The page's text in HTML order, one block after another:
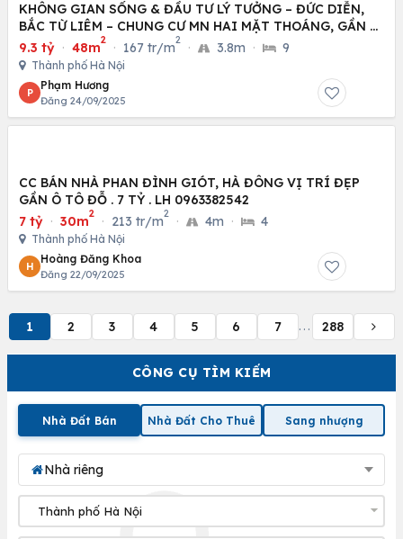
CÔNG CỤ TÌM KIẾM
Nhà Đất Bán Nhà Đất Cho Thuê Sang nhượng
Nhà riêng
KHÔNG GIAN SỐNG & ĐẦU TƯ LÝ TƯỞNG – ĐỨC DIỄN,
BẮC TỪ LIÊM – CHUNG CƯ MN HAI MẶT THOÁNG, GẦN Ô
TÔ
9.3 tỷ · 48m
2
· 167 tr/m
2
· 3.8m · 9
Thành phố Hà Nội
P
Phạm Hương
Đăng 24/09/2025
CC BÁN NHÀ PHAN ĐÌNH GIÓT, HÀ ĐÔNG VỊ TRÍ ĐẸP
GẦN Ô TÔ ĐỖ . 7 TỶ . LH 0963382542
7 tỷ · 30m
2
· 213 tr/m
2
· 4m · 4
Thành phố Hà Nội
H
Hoàng Đăng Khoa
Đăng 22/09/2025
1 2 3 4 5 6 7 ... 288